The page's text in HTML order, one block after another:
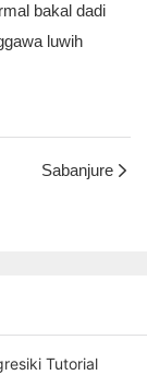
bakal dadi
luwih
Sabanjure
Tutorial